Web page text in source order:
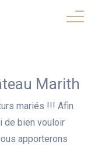
Marith
mariés !!! Afin
de bien vouloir
apporterons